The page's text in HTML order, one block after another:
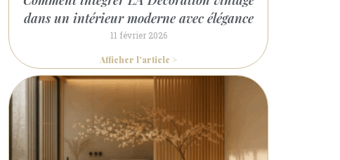
dans un intérieur moderne avec élégance
11 février 2026
Afficher l'article >